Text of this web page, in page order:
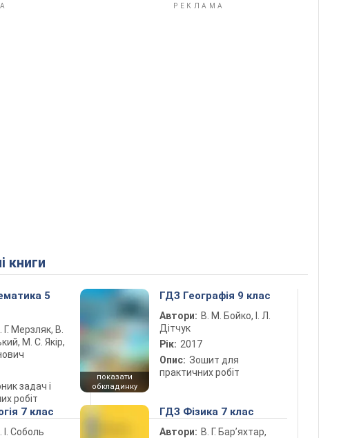
книги
5
Г. Мерзляк, В.
М. С. Якір,
задач і
робіт
показати
обкладинку
ГДЗ Географія 9 клас
Автори: В. М. Бойко, І. Л.
Дітчук
Рік: 2017
Опис: Зошит для
практичних робіт
7 клас
І. Соболь
ГДЗ Фізика 7 клас
Автори: В. Г. Бар’яхтар,